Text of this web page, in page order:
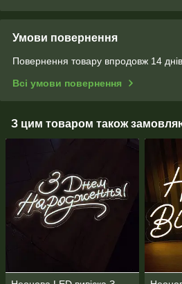
Умови повернення
Повернення товару впродовж 14
Всі умови повернення
З цим товаром також